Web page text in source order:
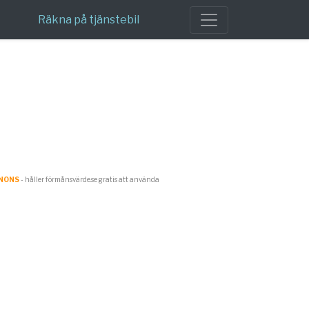
Räkna på tjänstebil
- håller förmånsvärde.se gratis att använda